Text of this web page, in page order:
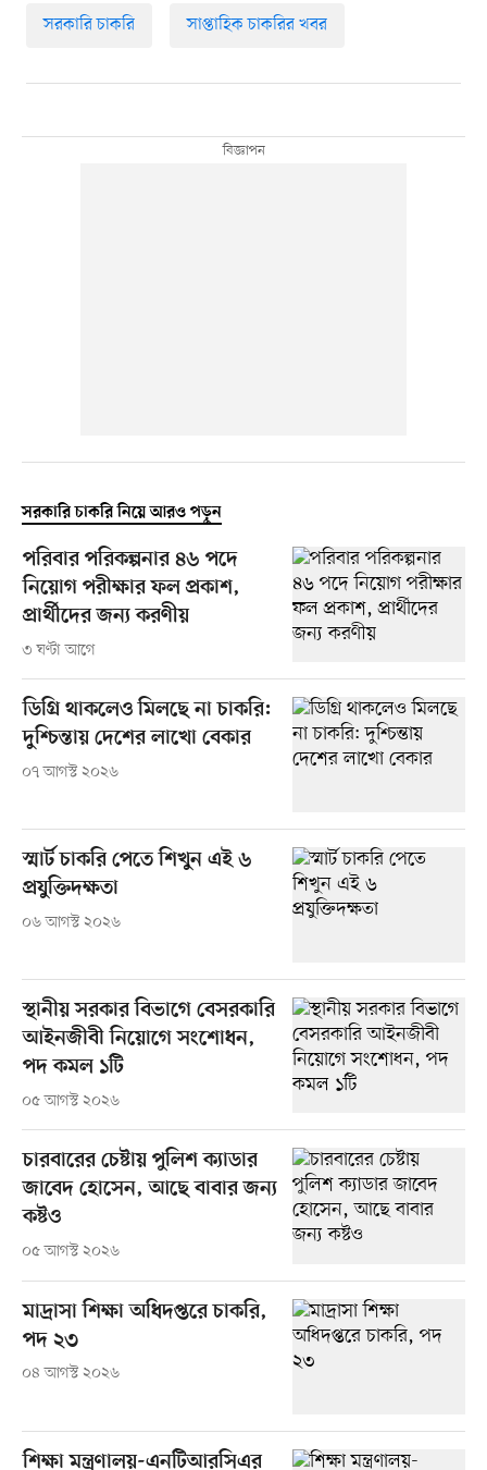
সরকারি চাকরি সাপ্তাহিক চাকরির খবর
সরকারি চাকরি নিয়ে আরও পড়ুন
পরিবার পরিকল্পনার ৪৬ পদে
নিয়োগ পরীক্ষার ফল প্রকাশ,
প্রার্থীদের জন্য করণীয়
৩ ঘণ্টা আগে
ডিগ্রি থাকলেও মিলছে না চাকরি:
দুশ্চিন্তায় দেশের লাখো বেকার
০৭ আগস্ট ২০২৬
স্মার্ট চাকরি পেতে শিখুন এই ৬
প্রযুক্তিদক্ষতা
০৬ আগস্ট ২০২৬
স্থানীয় সরকার বিভাগে বেসরকারি
আইনজীবী নিয়োগে সংশোধন,
পদ কমল ১টি
০৫ আগস্ট ২০২৬
চারবারের চেষ্টায় পুলিশ ক্যাডার
জাবেদ হোসেন, আছে বাবার জন্য
কষ্টও
০৫ আগস্ট ২০২৬
মাদ্রাসা শিক্ষা অধিদপ্তরে চাকরি,
পদ ২৩
০৪ আগস্ট ২০২৬
শিক্ষা মন্ত্রণালয়-এনটিআরসিএর